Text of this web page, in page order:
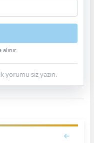
yorumu siz yazın.